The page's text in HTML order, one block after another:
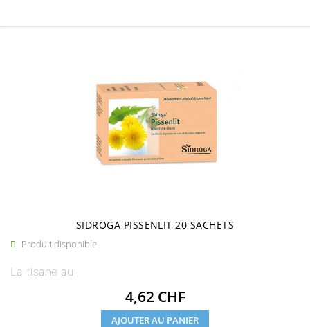
SIDROGA PISSENLIT 20 SACHETS
 Produit disponible
La tisane au
Prix
4,62 CHF
AJOUTER AU PANIER